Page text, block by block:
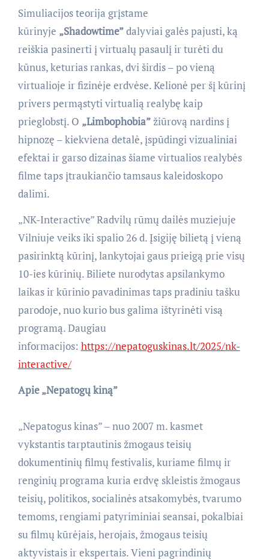
Simuliacijos teorija grįstame
kūrinyje „Shadowtime”dalyviai galės pajusti, ką
reiškia pasinerti į virtualų pasaulį ir turėti du
kūnus, keturias rankas, dvi širdis – po vieną
virtualioje ir fizinėje erdvėse. Kelionė per šį kūrinį
privers permąstyti virtualią realybę kaip
prieglobstį. O „Limbophobia”žiūrovą nardins į
hipnozę – kiekviena detalė, įspūdingi vizualiniai
efektai ir garso dizainas šiame virtualios realybės
filme taps įtraukiančio tamsaus kaleidoskopo
dalimi.
„NK-Interactive” Radvilų rūmų dailės muziejuje
Vilniuje veiks iki spalio 26 d. Įsigiję bilietą į vieną
pasirinktą kūrinį, lankytojai gaus prieigą prie visų
10-ies kūrinių. Biliete nurodytas apsilankymo
laikas ir kūrinio pavadinimas taps pradiniu tašku
parodoje, nuo kurio bus galima ištyrinėti visą
programą. Daugiau
informacijos: https://nepatoguskinas.lt/2025/nk-
interactive/
Apie „Nepatogų kiną”
„Nepatogus kinas” – nuo 2007 m. kasmet
vykstantis tarptautinis žmogaus teisių
dokumentinių filmų festivalis, kuriame filmų ir
renginių programa kuria erdvę skleistis žmogaus
teisių, politikos, socialinės atsakomybės, tvarumo
temoms, rengiami patyriminiai seansai, pokalbiai
su filmų kūrėjais, herojais, žmogaus teisių
aktyvistais ir ekspertais. Vieni pagrindinių